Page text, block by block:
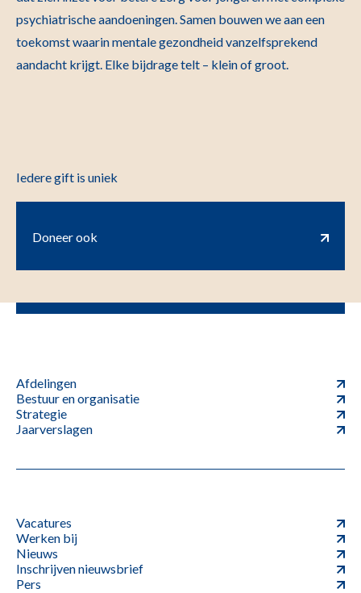
psychiatrische aandoeningen. Samen bouwen we aan een
toekomst waarin mentale gezondheid vanzelfsprekend
aandacht krijgt. Elke bijdrage telt – klein of groot.
Iedere gift is uniek
Doneer ook
Afdelingen
Bestuur en organisatie
Strategie
Jaarverslagen
Vacatures
Werken bij
Nieuws
Inschrijven nieuwsbrief
Pers